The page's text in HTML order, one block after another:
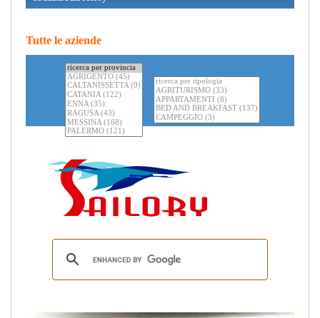
Tutte le aziende